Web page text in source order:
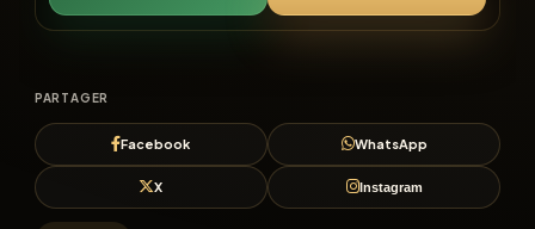
PARTAGER
Facebook WhatsApp
X Instagram